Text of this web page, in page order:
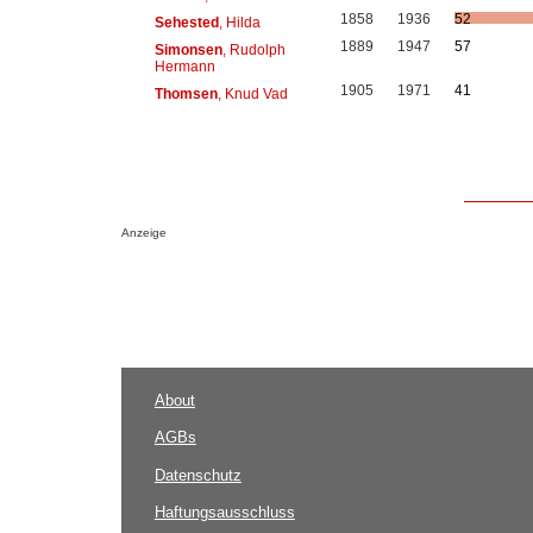
Sehested, Hilda 1858 1936
52
Simonsen, Rudolph
Hermann
1889 1947 57
Thomsen, Knud Vad 1905 1971 41
Anzeige
About
AGBs
Datenschutz
Haftungsausschluss